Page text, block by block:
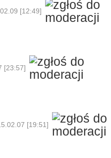
[12:49]
[23:57]
[19:51]